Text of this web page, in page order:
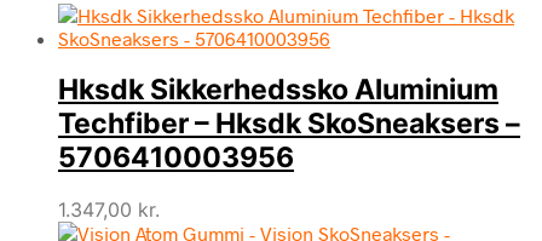
Hksdk Sikkerhedssko Aluminium
Techfiber – Hksdk SkoSneaksers –
5706410003956
1.347,00 kr.